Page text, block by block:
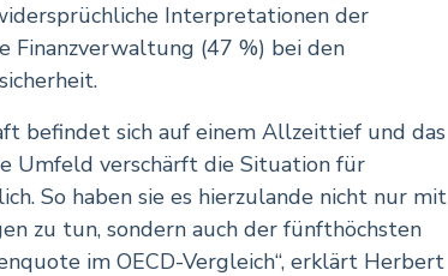
Interpretationen der
Finanzverwaltung (47 %) bei den
befindet sich auf einem Allzeittief und das
Umfeld verschärft die Situation für
So haben sie es hierzulande nicht nur mit
zu tun, sondern auch der fünfthöchsten
im OECD-Vergleich“, erklärt Herbert